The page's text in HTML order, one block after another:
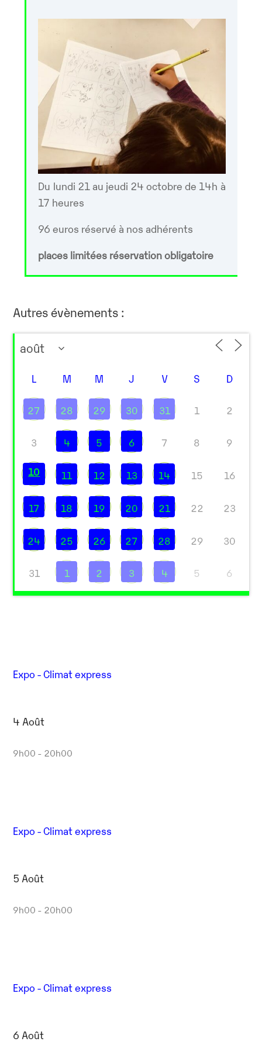
Du lundi 21 au jeudi 24 octobre de 14h à
17 heures
96 euros réservé à nos adhérents
places limitées réservation obligatoire
Autres évènements :
L M M J V S D
27 28 29 30 31 1 2
3 4 5 6 7 8 9
10 11 12 13 14 15 16
17 18 19 20 21 22 23
24 25 26 27 28 29 30
31 1 2 3 4 5 6
Expo - Climat express
4 Août
9h00 - 20h00
Expo - Climat express
5 Août
9h00 - 20h00
Expo - Climat express
6 Août